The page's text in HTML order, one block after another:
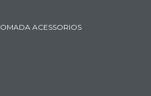
ACESSORIOS